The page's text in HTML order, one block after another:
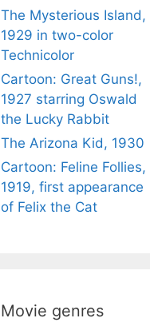
The Mysterious Island,
1929 in two-color
Technicolor
Cartoon: Great Guns!,
1927 starring Oswald
the Lucky Rabbit
The Arizona Kid, 1930
Cartoon: Feline Follies,
1919, first appearance
of Felix the Cat
Movie genres